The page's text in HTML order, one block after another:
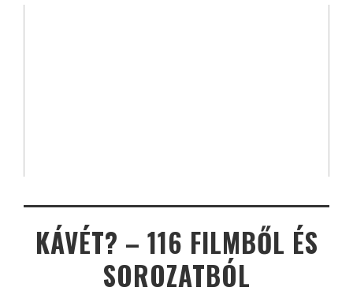
KÁVÉT? – 116 FILMBŐL ÉS
SOROZATBÓL